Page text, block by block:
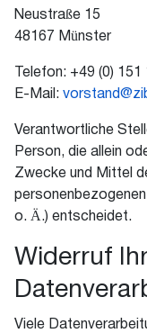
Neustraße 15
48167 Münster
Telefon: +49 (0)
E-Mail:
Verantwortliche
Person, die allein
Zwecke und Mittel
o. Ä.) entscheidet.
Widerruf
Viele